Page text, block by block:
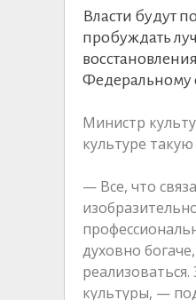
Власти будут
пробуждать
Федеральному
Министр
культуре
— Все, что
духовно
культуры, —